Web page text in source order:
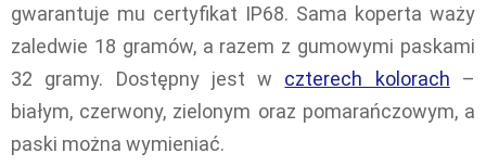
gwarantuje mu certyfikat IP68. Sama koperta waży
zaledwie 18 gramów, a razem z gumowymi paskami
32 gramy. Dostępny jest w czterech kolorach –
białym, czerwony, zielonym oraz pomarańczowym, a
paski można wymieniać.